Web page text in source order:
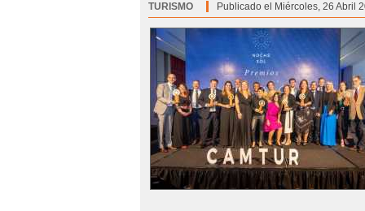
TURISMO Publicado el Miércoles, 26 Abril